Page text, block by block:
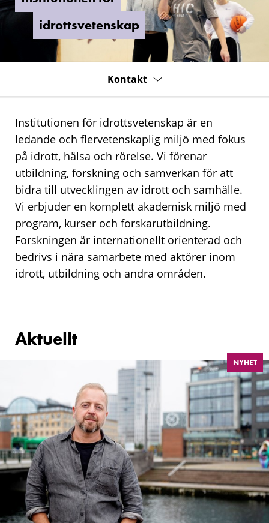
idrottsvetenskap
Kontakt
Institutionen för idrottsvetenskap är en
ledande och flervetenskaplig miljö med fokus
på idrott, hälsa och rörelse. Vi förenar
utbildning, forskning och samverkan för att
bidra till utvecklingen av idrott och samhälle.
Vi erbjuder en komplett akademisk miljö med
program, kurser och forskarutbildning.
Forskningen är internationellt orienterad och
bedrivs i nära samarbete med aktörer inom
idrott, utbildning och andra områden.
Aktuellt
NYHET